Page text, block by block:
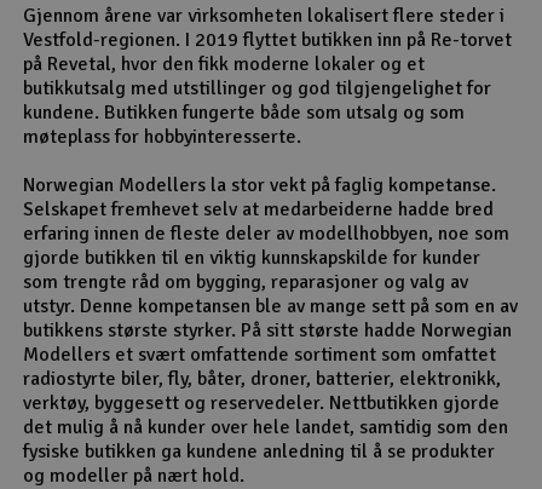
Gjennom årene var virksomheten lokalisert flere steder i
Vestfold-regionen. I 2019 flyttet butikken inn på Re-torvet
på Revetal, hvor den fikk moderne lokaler og et
butikkutsalg med utstillinger og god tilgjengelighet for
kundene. Butikken fungerte både som utsalg og som
møteplass for hobbyinteresserte.
Norwegian Modellers la stor vekt på faglig kompetanse.
Selskapet fremhevet selv at medarbeiderne hadde bred
erfaring innen de fleste deler av modellhobbyen, noe som
gjorde butikken til en viktig kunnskapskilde for kunder
som trengte råd om bygging, reparasjoner og valg av
utstyr. Denne kompetansen ble av mange sett på som en av
butikkens største styrker. På sitt største hadde Norwegian
Modellers et svært omfattende sortiment som omfattet
radiostyrte biler, fly, båter, droner, batterier, elektronikk,
verktøy, byggesett og reservedeler. Nettbutikken gjorde
det mulig å nå kunder over hele landet, samtidig som den
fysiske butikken ga kundene anledning til å se produkter
og modeller på nært hold.